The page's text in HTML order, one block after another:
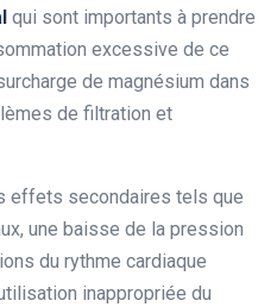
qui sont importants à prendre
excessive de ce
de magnésium dans
de filtration et
effets secondaires tels que
une baisse de la pression
du rythme cardiaque
inappropriée du